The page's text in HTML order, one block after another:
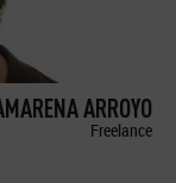
ARROYO
Freelance